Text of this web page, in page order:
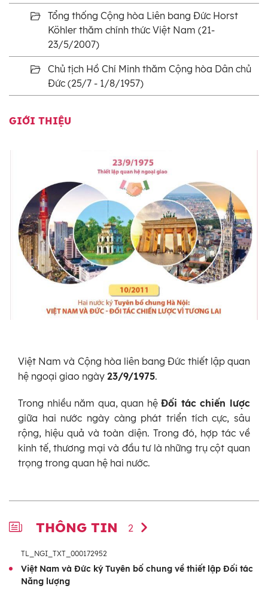
Tổng thống Cộng hòa Liên bang Đức Horst
Köhler thăm chính thức Việt Nam (21-
23/5/2007)
Chủ tịch Hồ Chí Minh thăm Cộng hòa Dân chủ
Đức (25/7 - 1/8/1957)
GIỚI THIỆU
Việt Nam và Cộng hòa liên bang Đức thiết lập quan
hệ ngoại giao ngày 23/9/1975.
Trong nhiều năm qua, quan hệĐối tác chiến lược
giữa hai nước ngày càng phát triển tích cực, sâu
rộng, hiệu quả và toàn diện. Trong đó, hợp tác về
kinh tế, thương mại và đầu tư là những trụ cột quan
trọng trong quan hệ hai nước.
THÔNG TIN 2
TL_NGI_TXT_000172952
Việt Nam và Đức ký Tuyên bố chung về thiết lập Đối tác
Năng lượng